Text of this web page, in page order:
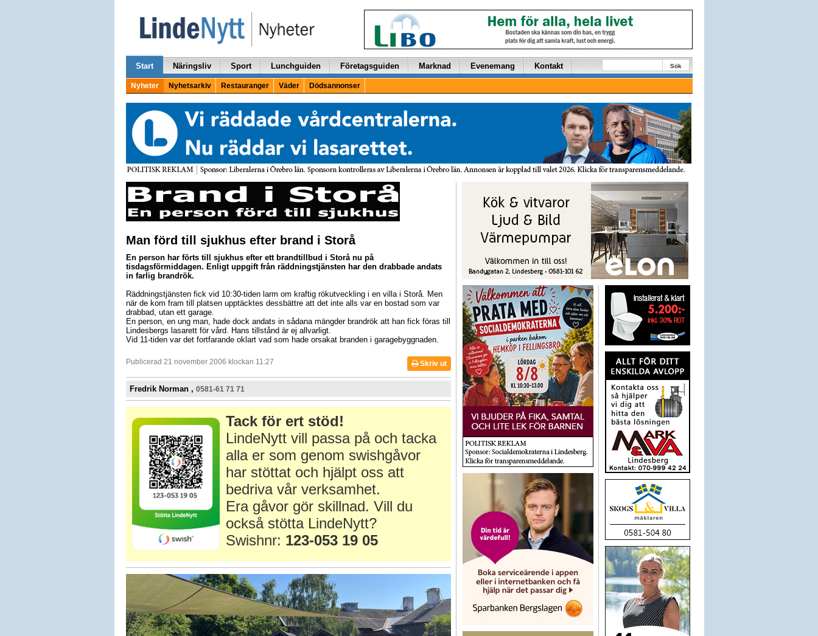
Start Näringsliv Sport Lunchguiden Företagsguiden Marknad Evenemang Kontakt Sök
Nyheter Nyhetsarkiv Restauranger Väder Dödsannonser
Man förd till sjukhus efter brand i Storå
En person har förts till sjukhus efter ett brandtillbud i Storå nu på
tisdagsförmiddagen. Enligt uppgift från räddningstjänsten har den drabbade andats
in farlig brandrök.
Räddningstjänsten fick vid 10:30-tiden larm om kraftig rökutveckling i en villa i Storå. Men
när de kom fram till platsen upptäcktes dessbättre att det inte alls var en bostad som var
drabbad, utan ett garage.
En person, en ung man, hade dock andats in sådana mängder brandrök att han fick föras till
Lindesbergs lasarett för vård. Hans tillstånd är ej allvarligt.
Vid 11-tiden var det fortfarande oklart vad som hade orsakat branden i garagebyggnaden.
Publicerad 21 november 2006 klockan 11:27 Skriv ut
Fredrik Norman , 0581-61 71 71
Tack för ert stöd!
LindeNytt vill passa på och tacka
alla er som genom swishgåvor
har stöttat och hjälpt oss att
bedriva vår verksamhet.
Era gåvor gör skillnad. Vill du
också stötta LindeNytt?
Swishnr: 123-053 19 05